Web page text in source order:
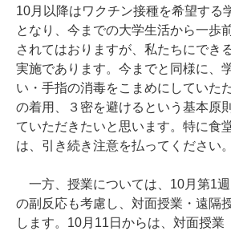
10月以降はワクチン接種を希望する
となり、今までの大学生活から一歩
されてはおりますが、私たちにでき
実施であります。今までと同様に、
い・手指の消毒をこまめにしていた
の着用、３密を避けるという基本原
ていただきたいと思います。特に食
は、引き続き注意を払ってください。
一方、授業については、10月第1
の副反応も考慮し、対面授業・遠隔
します。10月11日からは、対面授業